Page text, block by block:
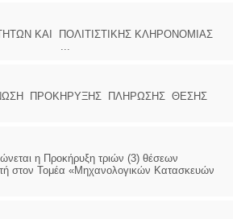
ΚΑΙ ΠΟΛΙΤΙΣΤΙΚΗΣ ΚΛΗΡΟΝΟΜΙΑΣ
2 Τ.Κ.: ...
ΠΡΟΚΗΡΥΞΗΣ ΠΛΗΡΩΣΗΣ ΘΕΣΗΣ
η Προκήρυξη τριών (3) θέσεων
στον Τομέα «Μηχανολογικών Κατασκευών